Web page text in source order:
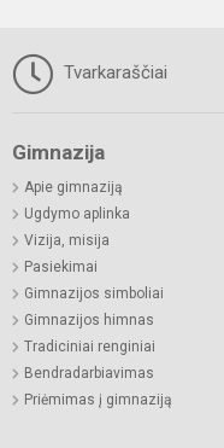
Tvarkaraščiai
Gimnazija
Apie gimnaziją
Ugdymo aplinka
Vizija, misija
Pasiekimai
Gimnazijos simboliai
Gimnazijos himnas
Tradiciniai renginiai
Bendradarbiavimas
Priėmimas į gimnaziją